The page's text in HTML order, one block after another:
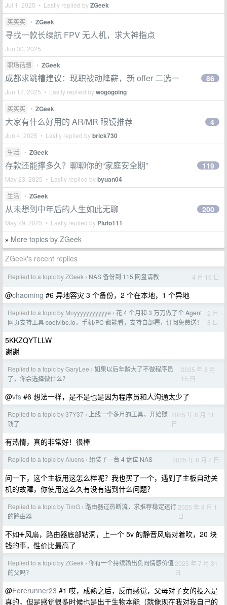
Jul 1, 2025 • Lastly replied byZGeek
买买买 • ZGeek
寻找一款长续航 FPV 无人机，求大神指点
Jun 30, 2025
职场话题
• ZGeek
成都求跳槽建议：现职被动降薪，新 offer 二选一
Jun 12, 2025 • Lastly replied bywogogoing
86
买买买 • ZGeek
大家有什么好用的 AR/MR 眼镜推荐
Jun 4, 2025 • Lastly replied bybrick730
4
生活 • ZGeek
存款还能撑多久？聊聊你的“家庭安全期”
May 23, 2025 • Lastly replied bybyuan04
119
生活 • ZGeek
从未想到中年后的人生如此无聊
May 29, 2025 • Lastly replied by Pluto111
200
» More topics by ZGeek
ZGeek's recent replies
Replied to a topic by ZGeek › NAS 备份到 115 网盘请教 4 月 16 日
@chaoming #6 异地容灾 3 个备份，2 个在本地，1 个异地
Replied to a topic by Moyyyyyyyyyyye › 花 4 个月和 3 万刀做了个 Agent
网页支持工具 coolvibe.io，手机/PC 都能看，支持自部署，订阅免费送！
2 月
8 日
5KKZQYTLLW
谢谢
Replied to a topic by GaryLee › 如果以后年龄大了不做程序员
了，你会选择做什么？
2025 年 8 月
15 日
@vfs #6 想法一样，是不是也是因为程序员和人沟通太少了
Replied to a topic by 37Y37 ›
上线一个多月的工具，开始赚
钱了
2025 年 8 月 11
日
有热情，真的非常好！很棒
Replied to a topic by Alucns › 组装了一台 4 盘位 NAS 2025 年 8 月 7 日
问一下，这个主板用这怎么样呢？我也买了一个，遇到了主板自动关
机的故障，你使用这么久有没有遇到什么问题？
Replied to a topic by TimG › 路由器过热断流，求推荐稳定运行
的路由器
2025 年 8 月 1
日
不如➕风扇，路由器底部钻洞，上一个 5v 的静音风扇对着吹，20 块
钱的事，性价比最高了
Replied to a topic by ZGeek › 你有一个持续输出负向情感价值
的父吗？
2025 年 7 月 31
日
@Forerunner23 #1 哎，成熟之后，反而感觉，父母对子女的投入是
真的，但是感觉很多时候也是出于生物本能（就像现在我对我自己的